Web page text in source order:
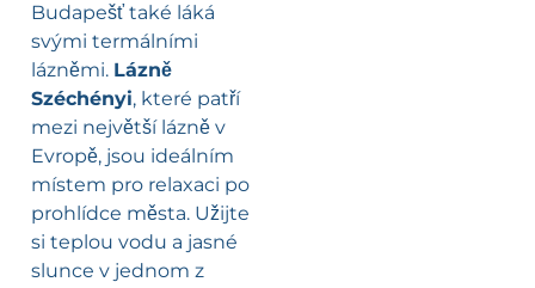
Budapešť také láká
svými termálními
lázněmi. Lázně
Széchényi, které patří
mezi největší lázně v
Evropě, jsou ideálním
místem pro relaxaci po
prohlídce města. Užijte
si teplou vodu a jasné
slunce v jednom z